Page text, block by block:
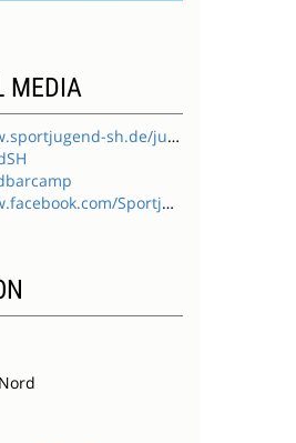
MEDIA
junges-engagement/sportjugendbarcamp/
SportjugendSchleswigHolstein